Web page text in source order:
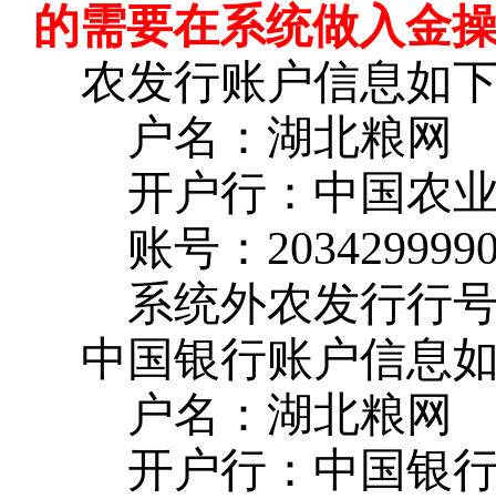
的需要在系统做入金
农发行账户信息如
户名：湖北粮网
开户行：中国农
账号：
系统外农发行行
中国银行账户信息
户名：湖北粮网
开户行：中国银